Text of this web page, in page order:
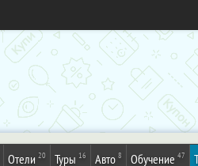
Отели 20 Туры 16 Авто 8 Обучение 47